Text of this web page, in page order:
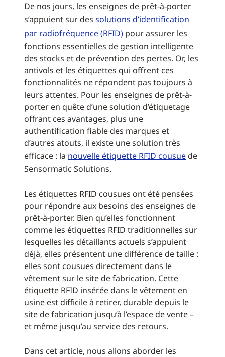
De nos jours, les enseignes de prêt-à-porter
s’appuient sur des solutions d’identification
par radiofréquence (RFID) pour assurer les
fonctions essentielles de gestion intelligente
des stocks et de prévention des pertes. Or, les
antivols et les étiquettes qui offrent ces
fonctionnalités ne répondent pas toujours à
leurs attentes. Pour les enseignes de prêt-à-
porter en quête d’une solution d’étiquetage
offrant ces avantages, plus une
authentification fiable des marques et
d’autres atouts, il existe une solution très
efficace : la nouvelle étiquette RFID cousue de
Sensormatic Solutions.
Les étiquettes RFID cousues ont été pensées
pour répondre aux besoins des enseignes de
prêt-à-porter. Bien qu’elles fonctionnent
comme les étiquettes RFID traditionnelles sur
lesquelles les détaillants actuels s’appuient
déjà, elles présentent une différence de taille :
elles sont cousues directement dans le
vêtement sur le site de fabrication. Cette
étiquette RFID insérée dans le vêtement en
usine est difficile à retirer, durable depuis le
site de fabrication jusqu’à l’espace de vente –
et même jusqu’au service des retours.
Dans cet article, nous allons aborder les